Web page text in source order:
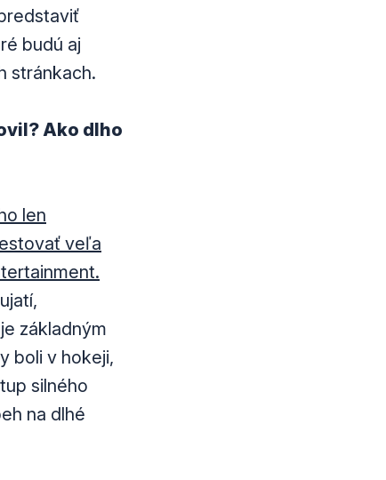
budú aj
stránkach.
Ako dlho
len
veľa
základným
boli v hokeji,
silného
na dlhé